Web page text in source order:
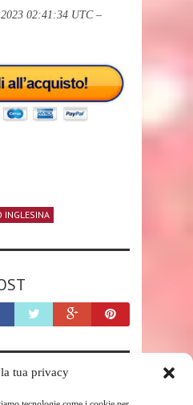
tua privacy
02:41:34 UTC –
INGLESINA